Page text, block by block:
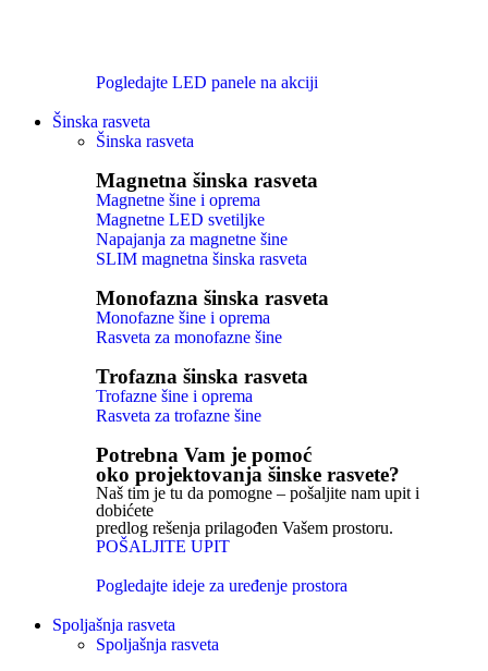
Pogledajte LED panele na akciji
Šinska rasveta
Šinska rasveta
Magnetna šinska rasveta
Magnetne šine i oprema
Magnetne LED svetiljke
Napajanja za magnetne šine
SLIM magnetna šinska rasveta
Monofazna šinska rasveta
Monofazne šine i oprema
Rasveta za monofazne šine
Trofazna šinska rasveta
Trofazne šine i oprema
Rasveta za trofazne šine
Potrebna Vam je pomoć
oko projektovanja šinske rasvete?
Naš tim je tu da pomogne – pošaljite nam upit i
dobićete
predlog rešenja prilagođen Vašem prostoru.
POŠALJITE UPIT
Pogledajte ideje za uređenje prostora
Spoljašnja rasveta
Spoljašnja rasveta